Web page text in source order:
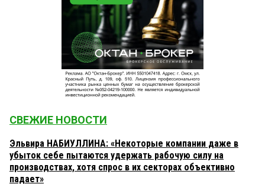
СВЕЖИЕ НОВОСТИ
Эльвира НАБИУЛЛИНА: «Некоторые компании даже в
убыток себе пытаются удержать рабочую силу на
производствах, хотя спрос в их секторах объективно
падает»